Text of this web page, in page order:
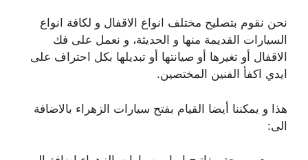
نحن نقوم بتصليح مختلف انواع الاقفال و لكافة انواع
السيارات القديمة منها و الحديثة، و نعمل على فك
الاقفال أو تغيرها أو صيانتها أو تبديلها بكل احتراف على
ايدي اكفأ الفنين المختصين.
هذا و يمكننا أيضا القيام بفتح سيارات الزهراء بالاضافة
الى: